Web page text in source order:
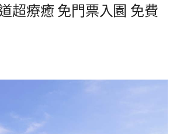
超療癒 免門票入園 免費